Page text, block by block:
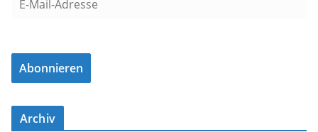
a
l
-
Abonnieren
Archiv